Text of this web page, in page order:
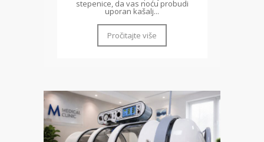
stepenice, da vas noću probudi
uporan kašalj...
Pročitajte više